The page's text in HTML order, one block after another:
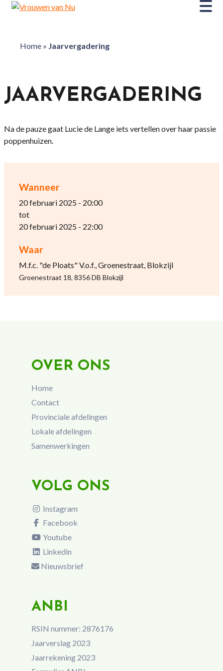
Home» Jaarvergadering
Wanneer
20 februari 2025 - 20:00
tot
20 februari 2025 - 22:00
Waar
M.f.c. "de Ploats" V.o.f., Groenestraat, Blokzijl
Groenestraat 18, 8356 DB Blokzijl
JAARVERGADERING
Na de pauze gaat Lucie de Lange iets vertellen over haar passie
poppenhuizen.
OVER ONS
Home
Contact
Provinciale afdelingen
Lokale afdelingen
Samenwerkingen
VOLG ONS
Instagram
Facebook
Youtube
Linkedin
Nieuwsbrief
ANBI
RSIN nummer: 2876176
Jaarverslag 2023
Jaarrekening 2023